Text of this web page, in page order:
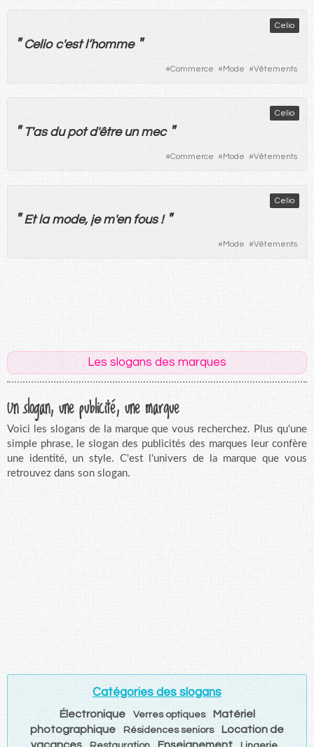
Celio
"Celio c'estl’homme "
#Commerce #Mode #Vêtements
Celio
"T'as du potd'être un mec "
#Commerce #Mode #Vêtements
Celio
" Et la mode, jem'en fous! "
#Mode #Vêtements
Les slogans des marques
Un slogan, une publicité, une marque
Voici les slogans de la marque que vous recherchez. Plus qu'une
simple phrase, le slogan des publicités des marques leur confère
une identité, un style. C'est l'univers de la marque que vous
retrouvez dans son slogan.
Catégories des slogans
Électronique Verres optiques
Matériel
photographique
Résidences seniors
Location de
vacances
Enseignement